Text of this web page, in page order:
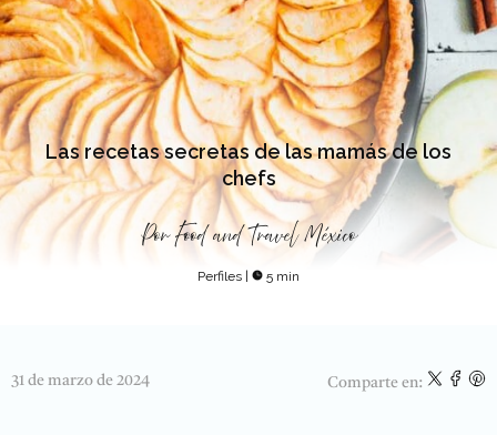
Las recetas secretas de las mamás de los
chefs
Por Food and Travel México
Perfiles 5 min
31 de marzo de 2024 Comparte en: